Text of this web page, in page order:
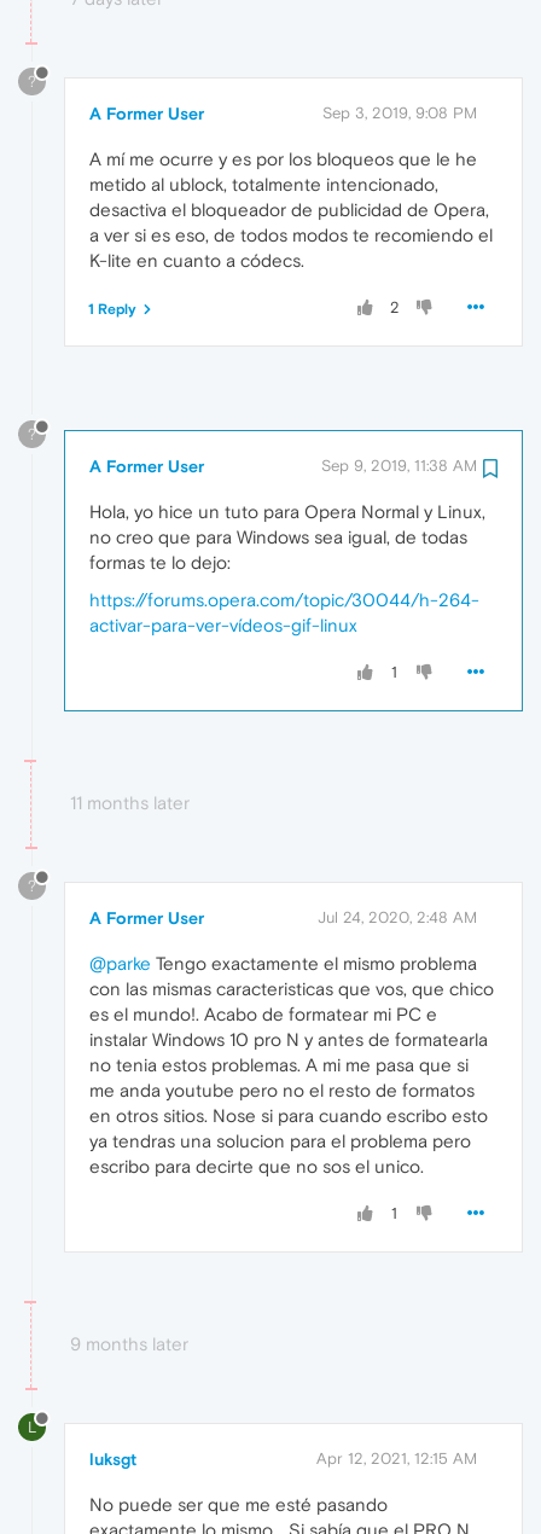
?
A Former User Sep 3, 2019, 9:08 PM
A mí me ocurre y es por los bloqueos que le he
metido al ublock, totalmente intencionado,
desactiva el bloqueador de publicidad de Opera,
a ver si es eso, de todos modos te recomiendo el
K-lite en cuanto a códecs.
2
1 Reply
?
A Former User Sep 9, 2019, 11:38 AM
Hola, yo hice un tuto para Opera Normal y Linux,
no creo que para Windows sea igual, de todas
formas te lo dejo:
https://forums.opera.com/topic/30044/h-264-
activar-para-ver-vídeos-gif-linux
1
11 months later
?
A Former User Jul 24, 2020, 2:48 AM
@parke Tengo exactamente el mismo problema
con las mismas caracteristicas que vos, que chico
es el mundo!. Acabo de formatear mi PC e
instalar Windows 10 pro N y antes de formatearla
no tenia estos problemas. A mi me pasa que si
me anda youtube pero no el resto de formatos
en otros sitios. Nose si para cuando escribo esto
ya tendras una solucion para el problema pero
escribo para decirte que no sos el unico.
1
9 months later
L
luksgt Apr 12, 2021, 12:15 AM
No puede ser que me esté pasando
exactamente lo mismo... Si sabía que el PRO N